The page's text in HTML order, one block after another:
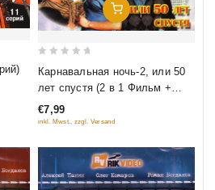
Корзину Добавить В Корзину
out
5
Карнавальная ночь-2, или 50
лет спустя (2 в 1 Фильм +
мюзикл)
€7,99
inkl. Mwst., zzgl. Versand